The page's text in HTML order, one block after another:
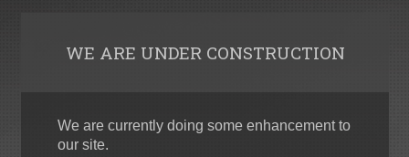
WE ARE UNDER CONSTRUCTION
We are currently doing some enhancement to
our site.